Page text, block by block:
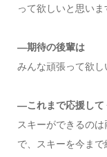
って欲しいと思いま
―期待の後輩は
みんな頑張って欲し
―これまで応援して
スキーができるの
で、スキーを今まで